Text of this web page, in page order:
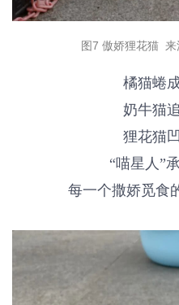
图7 傲娇狸花猫
橘猫蜷
奶牛猫
狸花猫
“喵星人”
每一个撒娇觅食